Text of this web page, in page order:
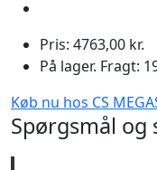
Pris: 4763,00 kr.
På lager. Fragt:
Køb nu hos CS
Spørgsmål og